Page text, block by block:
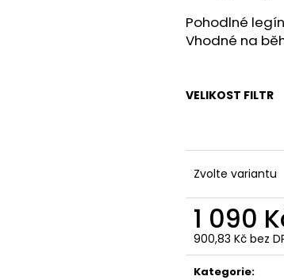
z
5
hvězdiček.
Pohodlné
Vhodné na
VELIKOST FILTR
Zvolte variantu
1 090
900,83 Kč bez
Měrná
cena:
Kategorie: